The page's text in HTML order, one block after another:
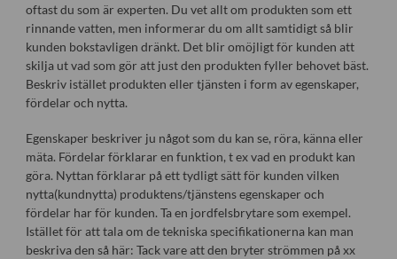
oftast du som är experten. Du vet allt om produkten som ett
rinnande vatten, men informerar du om allt samtidigt så blir
kunden bokstavligen dränkt. Det blir omöjligt för kunden att
skilja ut vad som gör att just den produkten fyller behovet bäst.
Beskriv istället produkten eller tjänsten i form av egenskaper,
fördelar och nytta.
Egenskaper beskriver ju något som du kan se, röra, känna eller
mäta. Fördelar förklarar en funktion, t ex vad en produkt kan
göra. Nyttan förklarar på ett tydligt sätt för kunden vilken
nytta(kundnytta) produktens/tjänstens egenskaper och
fördelar har för kunden. Ta en jordfelsbrytare som exempel.
Istället för att tala om de tekniska specifikationerna kan man
beskriva den så här: Tack vare att den bryter strömmen på xx